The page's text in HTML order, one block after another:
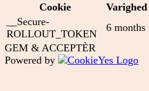
Cookie
Varighed
__Secure-
ROLLOUT_TOKEN
6 months
GEM & ACCEPTÈR
Powered by